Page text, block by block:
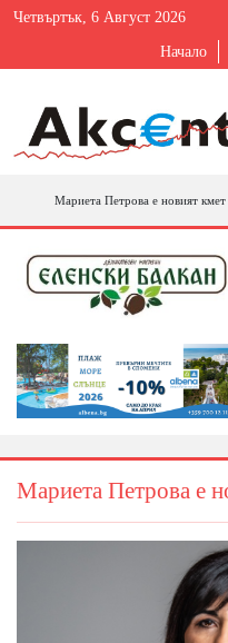
Четвъртък, 6 Август 2026
Начало
Мариета Петрова е новият
Мариета Петрова е